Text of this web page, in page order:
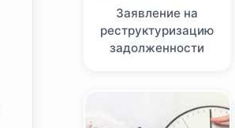
Заявление на
реструктуризацию
задолженности